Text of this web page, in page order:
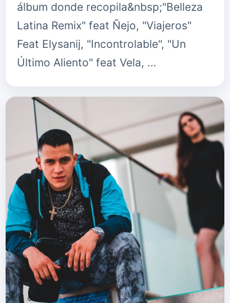
álbum donde recopila&nbsp;"Belleza
Latina Remix" feat Ñejo, "Viajeros"
Feat Elysanij, "Incontrolable", "Un
Último Aliento" feat Vela, …